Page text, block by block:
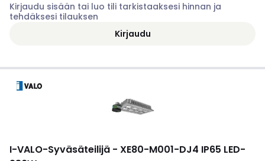
Kirjaudu sisään tai luo tili tarkistaaksesi hinnan ja
tehdäksesi tilauksen
Kirjaudu
I-VALO-Syväsäteilijä - XE80-M001-DJ4 IP65 LED-